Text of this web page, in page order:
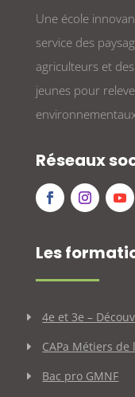
Une école
service des
agriculteurs et
jeunes pour
Réseaux
Les
4e et 3e –
CAPa Métiers de
Bac pro GMNF